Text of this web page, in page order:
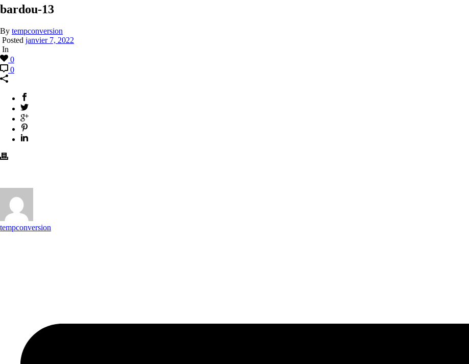
bardou-13
By tempconversion
Posted janvier 7, 2022
In
0
0
tempconversion